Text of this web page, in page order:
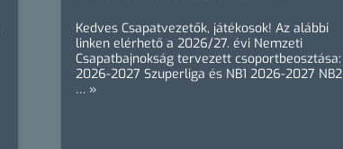
Kedves Csapatvezetők, játékosok! Az alábbi
linken elérhető a 2026/27. évi Nemzeti
Csapatbajnokság tervezett csoportbeosztása:
2026-2027 Szuperliga és NB1 2026-2027 NB2
… »